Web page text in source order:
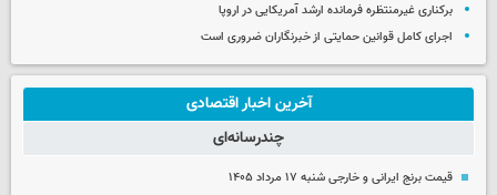
برکناری غیرمنتظره فرمانده ارشد آمریکایی در اروپا
اجرای کامل قوانین حمایتی از خبرنگاران ضروری است
آخرین اخبار اقتصادی
چندرسانه‌ای
قیمت برنج ایرانی و خارجی شنبه ۱۷ مرداد ۱۴۰۵